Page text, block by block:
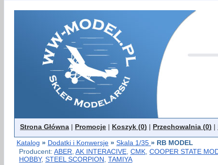
Strona Główna | Promocje | Koszyk (0) | Przechowalnia (0) |
Katalog » Dodatki i Konwersje » Skala 1/35 » RB MODEL
Producent: ABER AK INTERACIVE CMK COOPER STATE
HOBBY, STEEL SCORPION TAMIYA